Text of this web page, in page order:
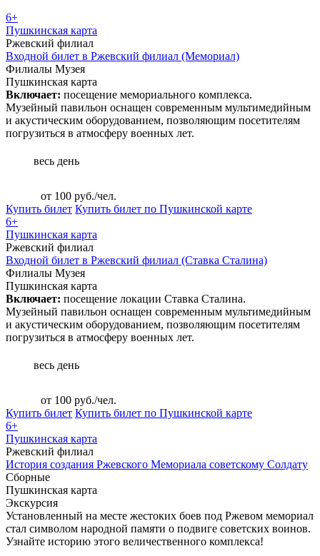
6+
Пушкинская карта
Ржевский филиал
Входной билет в Ржевский филиал (Мемориал)
Филиалы Музея
Пушкинская карта
Включает: посещение мемориального комплекса.
Музейный павильон оснащен современным мультимедийным
и акустическим оборудованием, позволяющим посетителям
погрузиться в атмосферу военных лет.
весь день
от 100 руб./чел.
Купить билет Купить билет по Пушкинской карте
6+
Пушкинская карта
Ржевский филиал
Входной билет в Ржевский филиал (Ставка Сталина)
Филиалы Музея
Пушкинская карта
Включает: посещение локации Ставка Сталина.
Музейный павильон оснащен современным мультимедийным
и акустическим оборудованием, позволяющим посетителям
погрузиться в атмосферу военных лет.
весь день
от 100 руб./чел.
Купить билет Купить билет по Пушкинской карте
6+
Пушкинская карта
Ржевский филиал
История создания Ржевского Мемориала советскому Солдату
Сборные
Пушкинская карта
Экскурсия
Установленный на месте жестоких боев под Ржевом мемориал
стал символом народной памяти о подвиге советских воинов.
Узнайте историю этого величественного комплекса!